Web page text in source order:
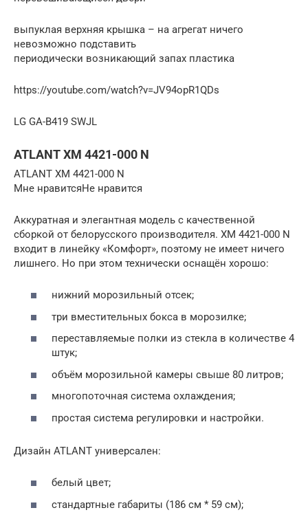
выпуклая верхняя крышка – на агрегат ничего
невозможно подставить
периодически возникающий запах пластика
https://youtube.com/watch?v=JV94opR1QDs
LG GA-B419 SWJL
ATLANT ХМ 4421-000 N
ATLANT ХМ 4421-000 N
Мне нравитсяНе нравится
Аккуратная и элегантная модель с качественной
сборкой от белорусского производителя. ХМ 4421-000 N
входит в линейку «Комфорт», поэтому не имеет ничего
лишнего. Но при этом технически оснащён хорошо:
нижний морозильный отсек;
три вместительных бокса в морозилке;
переставляемые полки из стекла в количестве 4
штук;
объём морозильной камеры свыше 80 литров;
многопоточная система охлаждения;
простая система регулировки и настройки.
Дизайн ATLANT универсален:
белый цвет;
стандартные габариты (186 см * 59 см);